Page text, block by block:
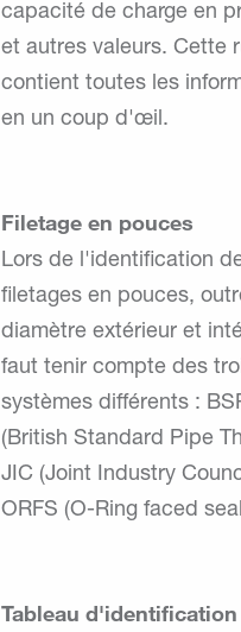
capacité de charge en
et autres valeurs. Cette
contient toutes les
en un coup d'œil.
Filetage en pouces
Lors de l'identification
filetages en pouces,
diamètre extérieur et
faut tenir compte des
systèmes différents :
(British Standard Pipe
JIC (Joint Industry
ORFS (O-Ring faced
Tableau d'identification